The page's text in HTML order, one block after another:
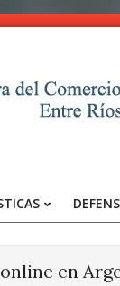
Primary
en